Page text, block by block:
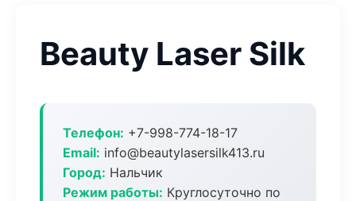
Beauty Laser Silk
Телефон: +7-998-774-18-17
Email: info@beautylasersilk413.ru
Город: Нальчик
Режим работы: Круглосуточно по